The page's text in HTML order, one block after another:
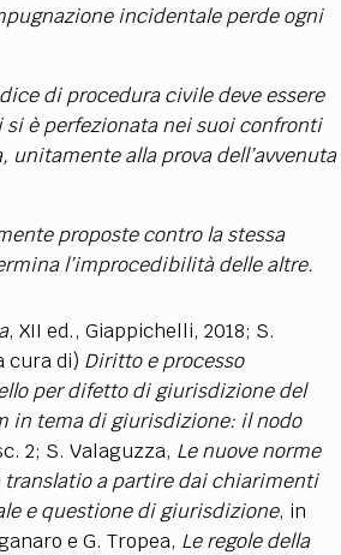
SOCIAL MEDIA
incidentale perde ogni
di procedura civile deve essere
è perfezionata nei suoi confronti
alla prova dell’avvenuta
proposte contro la stessa
l’improcedibilità delle altre.
, XII ed., Giappichelli, 2018; S.
cura di) Diritto e processo
per difetto di giurisdizione del
in tema di giurisdizione: il nodo
2; S. Valaguzza, Le nuove norme
a partire dai chiarimenti
e questione di giurisdizione, in
e G. Tropea, Le regole della